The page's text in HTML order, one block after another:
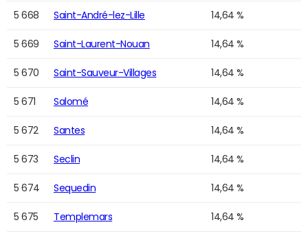
5 668 Saint-André-lez-Lille 14,64 %
5 669 Saint-Laurent-Nouan 14,64 %
5 670 Saint-Sauveur-Villages 14,64 %
5 671 Salomé 14,64 %
5 672 Santes 14,64 %
5 673 Seclin 14,64 %
5 674 Sequedin 14,64 %
5 675 Templemars 14,64 %